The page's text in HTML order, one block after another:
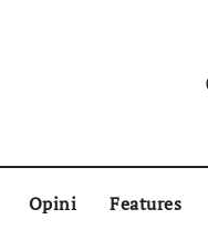
Opini Features